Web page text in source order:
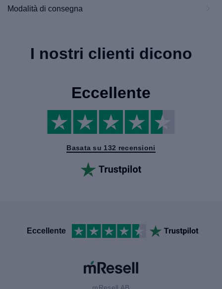
Modalità di consegna
I nostri clienti dicono
Eccellente
Basata su 132 recensioni
Eccellente
mResell AB